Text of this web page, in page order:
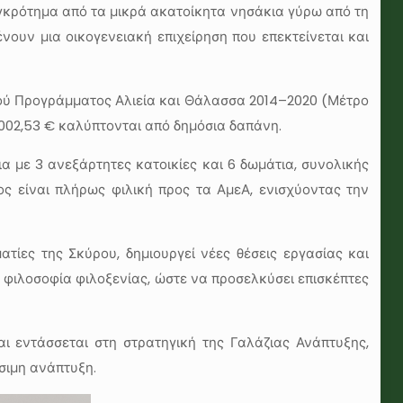
από τα μικρά ακατοίκητα νησάκια γύρω από τη
μια οικογενειακή επιχείρηση που επεκτείνεται και
Προγράμματος Αλιεία και Θάλασσα 2014–2020 (Μέτρο
€ καλύπτονται από δημόσια δαπάνη.
3 ανεξάρτητες κατοικίες και 6 δωμάτια, συνολικής
είναι πλήρως φιλική προς τα ΑμεΑ, ενισχύοντας την
της Σκύρου, δημιουργεί νέες θέσεις εργασίας και
φιλοξενίας, ώστε να προσελκύσει επισκέπτες
εντάσσεται στη στρατηγική της Γαλάζιας Ανάπτυξης,
ανάπτυξη.